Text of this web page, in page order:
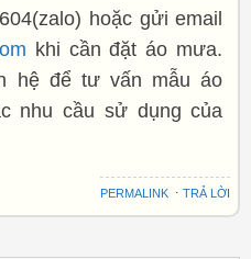
hoặc gửi email
khi cần đặt áo mưa.
hệ để tư vấn mẫu áo
nhu cầu sử dụng của
PERMALINK ⋅TRẢ LỜI